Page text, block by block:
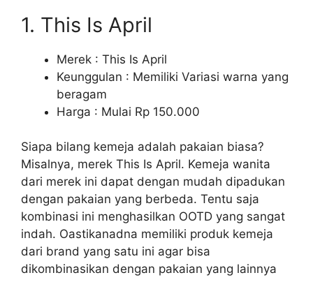
1. This Is April
Merek : This Is April
Keunggulan : Memiliki Variasi warna yang
beragam
Harga : Mulai Rp 150.000
Siapa bilang kemeja adalah pakaian biasa?
Misalnya, merek This Is April. Kemeja wanita
dari merek ini dapat dengan mudah dipadukan
dengan pakaian yang berbeda. Tentu saja
kombinasi ini menghasilkan OOTD yang sangat
indah. Oastikanadna memiliki produk kemeja
dari brand yang satu ini agar bisa
dikombinasikan dengan pakaian yang lainnya